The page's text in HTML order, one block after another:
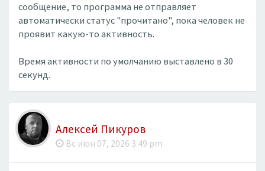
сообщение, то программа не отправляет
автоматически статус "прочитано", пока человек не
проявит какую-то активность.
Время активности по умолчанию выставлено в 30
секунд.
Алексей Пикуров
Вс июн 07, 2026 3:49 pm